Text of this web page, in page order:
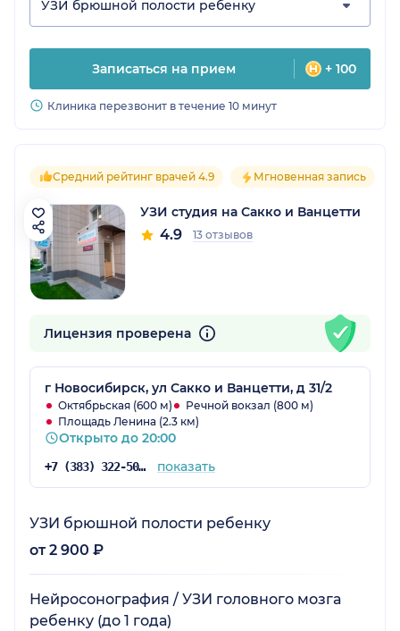
УЗИ брюшной полости ребенку
Записаться на прием + 100
Клиника перезвонит в течение 10 минут
Средний рейтинг врачей 4.9 Мгновенная запись
УЗИ студия на Сакко и Ванцетти
4.9 13 отзывов
Лицензия проверена
г Новосибирск, ул Сакко и Ванцетти, д 31/2
Октябрьская (600 м)
Речной вокзал (800 м)
Площадь Ленина (2.3 км)
Открыто до 20:00
+7 (383) 322-50-35 показать
УЗИ брюшной полости ребенку
от 2 900 ₽
Нейросонография / УЗИ головного мозга
ребенку (до 1 года)